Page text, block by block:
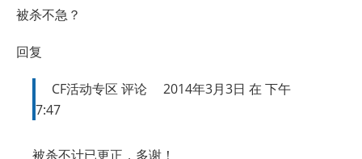
被杀不急？
回复
CF活动专区 评论
2014年3月3日 在 下午
7:47
被杀不计已更正，多谢！